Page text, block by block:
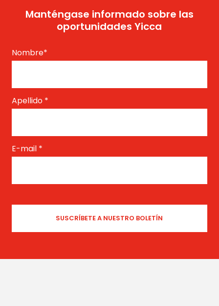
Manténgase informado sobre las
oportunidades Yicca
Nombre*
Apellido *
E-mail *